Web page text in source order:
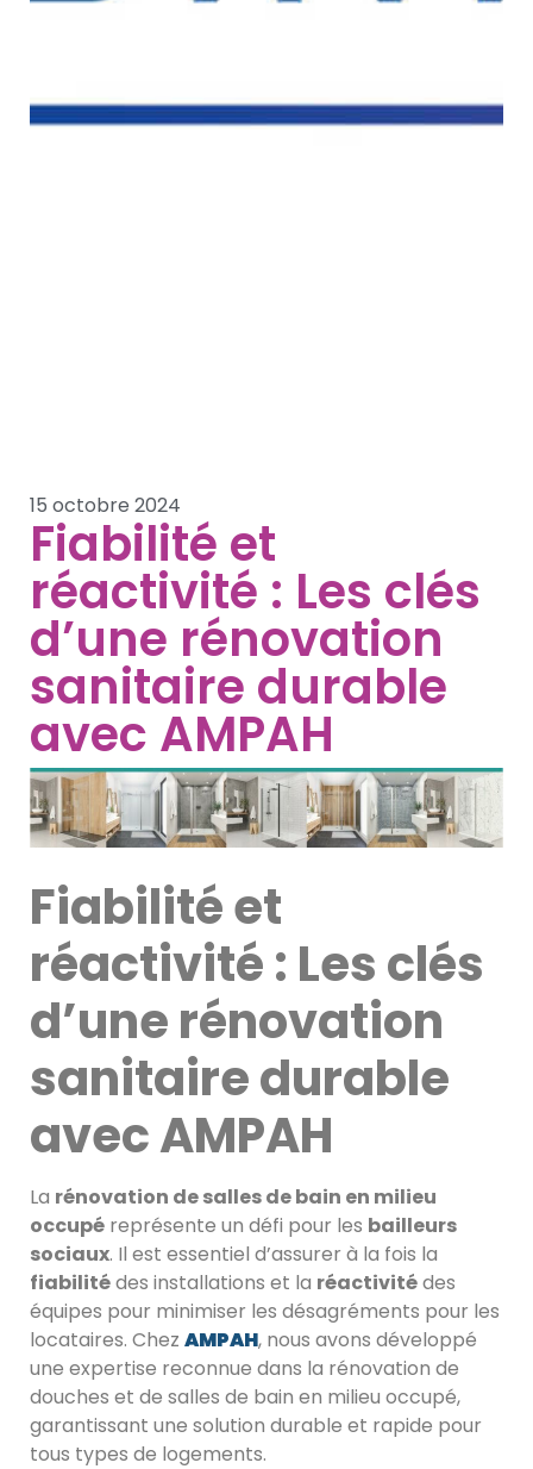
15 octobre 2024
Fiabilité et
réactivité : Les clés
d’une rénovation
sanitaire durable
avec AMPAH
Fiabilité et
réactivité : Les clés
d’une rénovation
sanitaire durable
avec AMPAH
La rénovation de salles de bain en milieu
occupé représente un défi pour les bailleurs
sociaux. Il est essentiel d’assurer à la fois la
fiabilitédes installations et la réactivitédes
équipes pour minimiser les désagréments pour les
locataires. Chez AMPAH, nous avons développé
une expertise reconnue dans la rénovation de
douches et de salles de bain en milieu occupé,
garantissant une solution durable et rapide pour
tous types de logements.